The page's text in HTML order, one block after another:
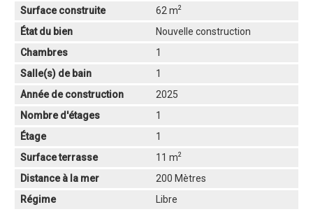
Surface construite 62 m2
État du bien
Nouvelle construction
Chambres
1
Salle(s) de bain
1
Année de construction
2025
Nombre d'étages
1
Étage
1
Surface terrasse
11 m2
Distance à la mer
200 Mètres
Régime
Libre